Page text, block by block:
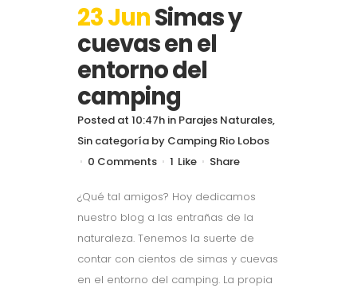
23 JunSimas y
cuevas en el
entorno del
camping
Posted at 10:47h in Parajes Naturales,
Sin categoría by Camping Rio Lobos
0 Comments
1 Like Share
¿Qué tal amigos? Hoy dedicamos
nuestro blog a las entrañas de la
naturaleza. Tenemos la suerte de
contar con cientos de simas y cuevas
en el entorno del camping. La propia